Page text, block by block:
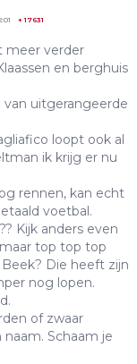
+17631
meer verder
en berghuis
uitgerangeerde
loopt ook al
ik krijg er nu
rennen, kan echt
voetbal.
Kijk anders even
top top top
Die heeft zijn
nog lopen.
of zwaar
Schaam je